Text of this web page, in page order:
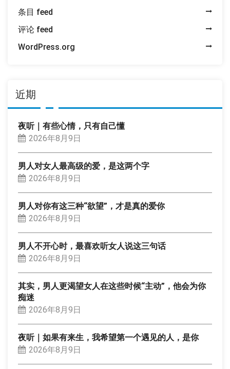
条目 feed
评论 feed
WordPress.org
近期
夜听｜有些心情，只有自己懂
2026年8月9日
男人对女人最高级的爱，是这两个字
2026年8月9日
男人对你有这三种“欲望”，才是真的爱你
2026年8月9日
男人不开心时，最喜欢听女人说这三句话
2026年8月9日
其实，男人更渴望女人在这些时候“主动”，他会为你
痴迷
2026年8月9日
夜听｜如果有来生，我希望第一个遇见的人，是你
2026年8月9日